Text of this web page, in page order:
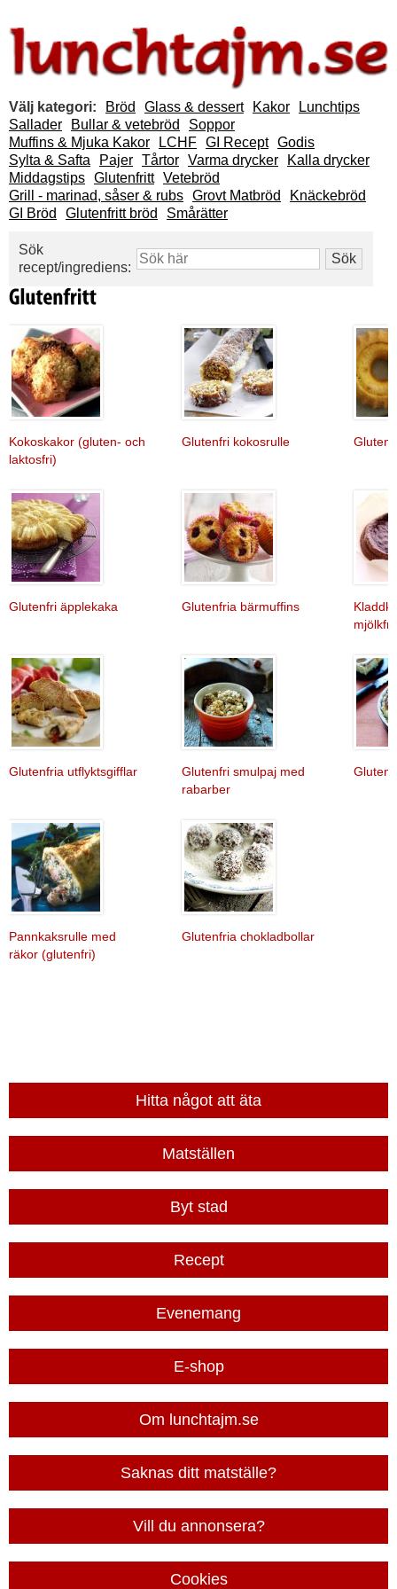
Välj kategori: Bröd Glass & dessert Kakor
Lunchtips
Sallader
Bullar & vetebröd
Soppor
Muffins & Mjuka Kakor
LCHF GI Recept Godis
Sylta & Safta
Pajer Tårtor Varma drycker
Kalla drycker
Middagstips Glutenfritt Vetebröd
Grill - marinad, såser & rubs Grovt Matbröd
Knäckebröd
GI Bröd
Glutenfritt bröd Smårätter
Sök
recept/ingrediens:
Kokoskakor (gluten- och
laktosfri)
Glutenfri kokosrulle
Glutenfri äpplekaka Glutenfria bärmuffins
Glutenfria utflyktsgifflar
Glutenfri smulpaj med
rabarber
Pannkaksrulle med
räkor (glutenfri)
Glutenfria chokladbollar
Hitta något att äta
Matställen
Byt stad
Recept
Evenemang
E-shop
Om lunchtajm.se
Saknas ditt matställe?
Vill du annonsera?
Cookies